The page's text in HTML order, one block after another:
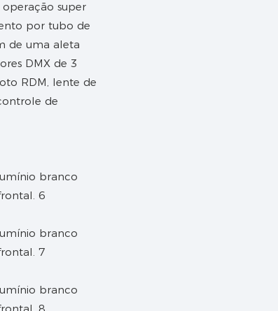
super
por tubo de
de uma aleta
DMX de 3
RDM, lente de
de